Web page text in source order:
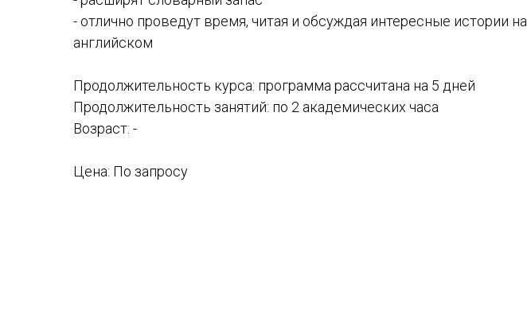
- отлично проведут время, читая и обсуждая интересные истории на
английском
Продолжительность курса: программа рассчитана на 5 дней
Продолжительность занятий: по 2 академических часа
Возраст: -
Цена: По запросу